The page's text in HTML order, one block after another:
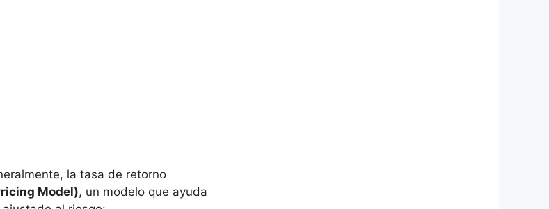
la tasa de retorno‌
Model), un modelo que ayuda